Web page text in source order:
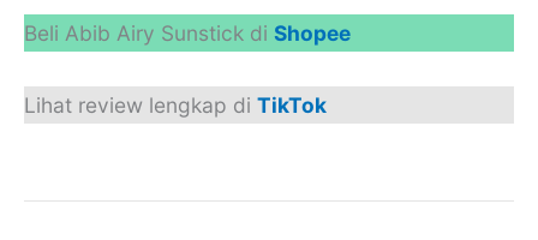
Beli Abib Airy Sunstick di Shopee
Lihat review lengkap di TikTok